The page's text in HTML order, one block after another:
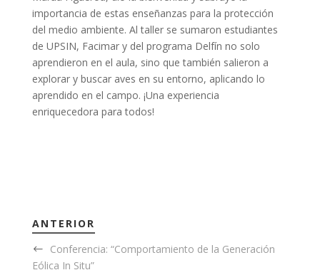
importancia de estas enseñanzas para la protección
del medio ambiente. Al taller se sumaron estudiantes
de UPSIN, Facimar y del programa Delfín no solo
aprendieron en el aula, sino que también salieron a
explorar y buscar aves en su entorno, aplicando lo
aprendido en el campo. ¡Una experiencia
enriquecedora para todos!
ANTERIOR
Conferencia: “Comportamiento de la Generación
Eólica In Situ”